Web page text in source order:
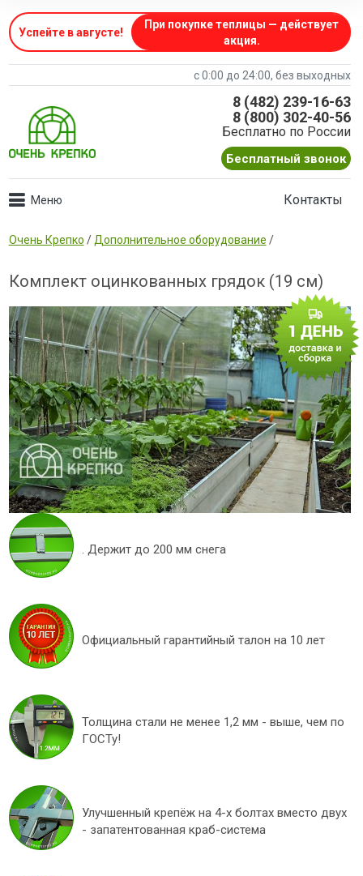
Успейте в августе!
При покупке теплицы — действует
акция.
с 0:00 до 24:00, без выходных
8 (482) 239-16-63
8 (800) 302-40-56
Бесплатно по России
Бесплатный звонок
Контакты
Очень Крепко / Дополнительное оборудование /
Комплект оцинкованных грядок (19 см)
. Держит до 200 мм снега
Официальный гарантийный талон на 10 лет
Толщина стали не менее 1,2 мм - выше, чем по
ГОСТу!
Улучшенный крепёж на 4-х болтах вместо двух
- запатентованная краб-система